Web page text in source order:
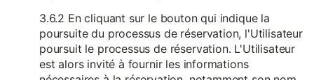
3.6.2 En cliquant sur le bouton qui indique la
poursuite du processus de réservation, l'Utilisateur
poursuit le processus de réservation. L'Utilisateur
est alors invité à fournir les informations